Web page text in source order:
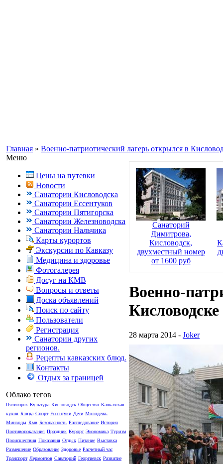
Главная » Военно-патриотический лагерь открылся в
Меню
Цены на путевки
Новости
Санатории Кисловодска
Санатории Ессентуков
Санатории Пятигорска
Санатории Железноводска
Санатории Нальчика
Карты курортов
Экскурсии по Кавказу
Медицина и здоровье
Фотогалерея
Досуг на КМВ
Вопросы и ответы
Доска объявлений
Поиск по сайту
Пользователи
Регистрация
Санатории других
регионов.
Рецепты кавказских блюд.
Контакты
Отдых за границей
Облако тегов
Пятигорск Культура Кисловодск Общество Кавказская
кухня Блюда Спорт Ессентуки Дети Молодежь
Минводы Кмв Безопасность Расследование История
Противопоказания Праздник Курорт Экономика Туризм
Происшествия Показания Отдых Питание Выставка
Размещение Образование Здоровье Расчетный час
Транспорт Лермонтов Санаторий Георгиевск Развитие
Санаторий
Димитрова,
Кисловодск,
двухместный номер
от 1600 руб
Военно-
Кисловодске
28 марта 2014 - Joker